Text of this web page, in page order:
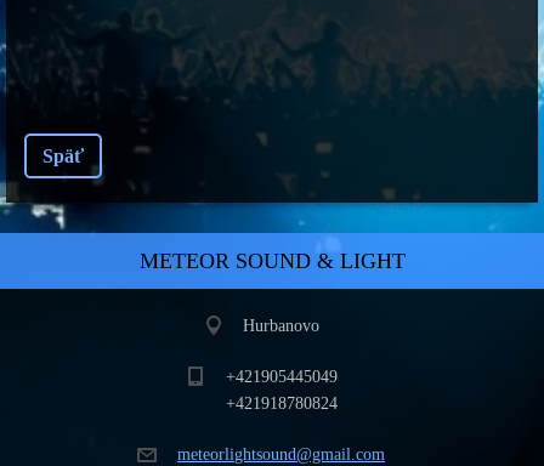
Späť
METEOR SOUND & LIGHT
Hurbanovo
+421905445049
+421918780824
meteorlightsound@gmail.com